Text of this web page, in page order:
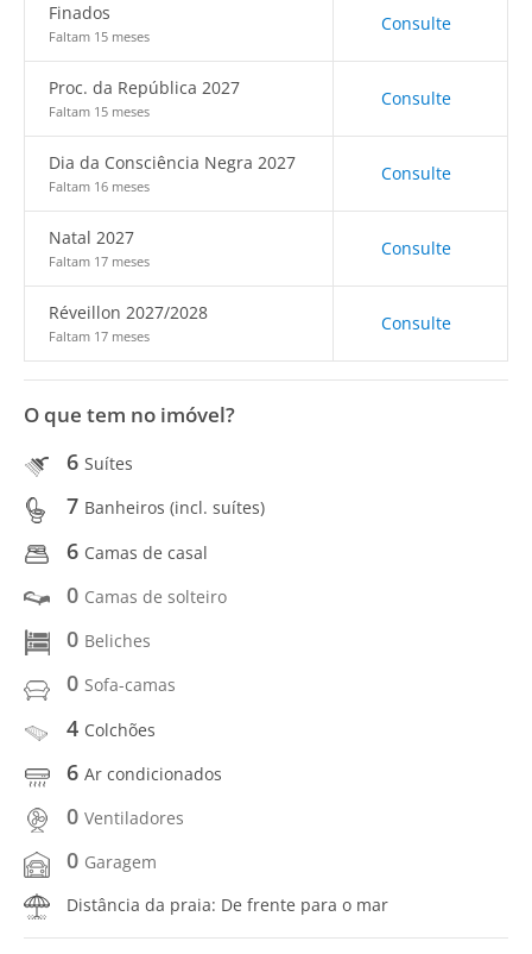
Finados
Faltam 15 meses
Consulte
Proc. da República 2027
Faltam 15 meses
Consulte
Dia da Consciência Negra 2027
Faltam 16 meses
Consulte
Natal 2027
Faltam 17 meses
Consulte
Réveillon 2027/2028
Faltam 17 meses
Consulte
O que tem no imóvel?
6 Suítes
7 Banheiros (incl. suítes)
6 Camas de casal
0 Camas de solteiro
0 Beliches
0 Sofa-camas
4 Colchões
6 Ar condicionados
0 Ventiladores
0 Garagem
Distância da praia: De frente para o mar